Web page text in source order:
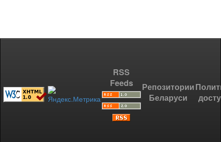
RSS
Feeds
Репозитории
Беларуси